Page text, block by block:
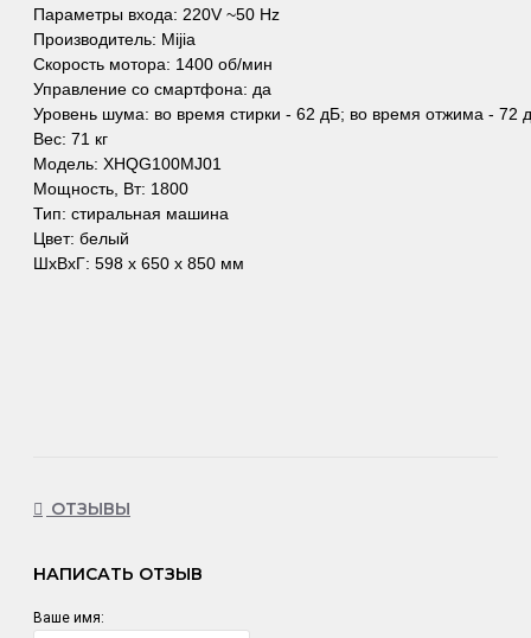
Параметры входа: 220V ~50 Hz
Производитель: Mijia
Скорость мотора: 1400 об/мин
Управление со смартфона: да
Уровень шума: во время стирки - 62 дБ; во время отжима - 72
Вес: 71 кг
Модель: XHQG100MJ01
Мощность, Вт: 1800
Тип: стиральная машина
Цвет: белый
ШхВхГ: 598 x 650 x 850 мм
ОТЗЫВЫ
НАПИСАТЬ ОТЗЫВ
Ваше имя: